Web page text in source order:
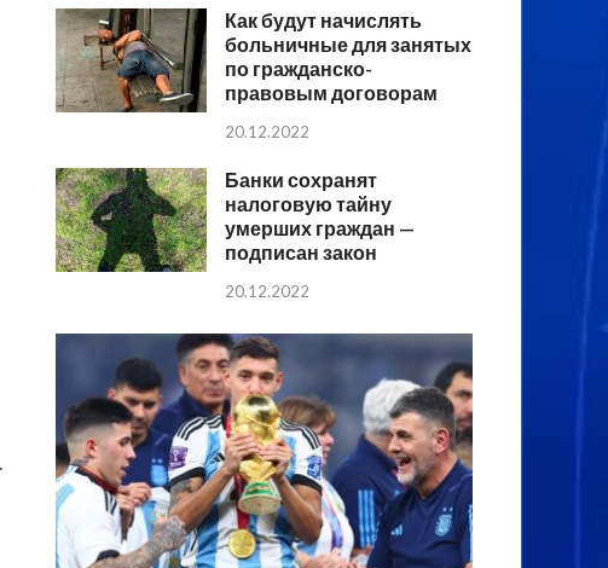
Как будут начислять
больничные для занятых
по гражданско-
правовым договорам
20.12.2022
Банки сохранят
налоговую тайну
умерших граждан —
подписан закон
20.12.2022